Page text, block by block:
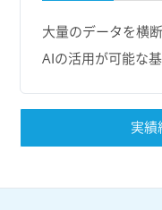
大量のデータを横
AIの活用が可能な
実績